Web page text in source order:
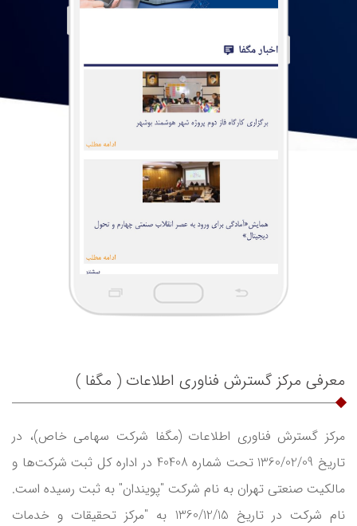
معرفی مرکز گسترش فناوری اطلاعات ( مگفا )
مرکز گسترش فناوری اطلاعات (مگفا شرکت سهامی ‌خاص)، در
تاریخ 1360/02/09 تحت شماره 40408 در اداره کل ثبت شرکت‌ها و
مالکیت صنعتی تهران به نام شرکت "پویندان" به ثبت رسیده ‌است.
نام شرکت در تاریخ 1360/12/15 به "مرکز تحقیقات و خدمات